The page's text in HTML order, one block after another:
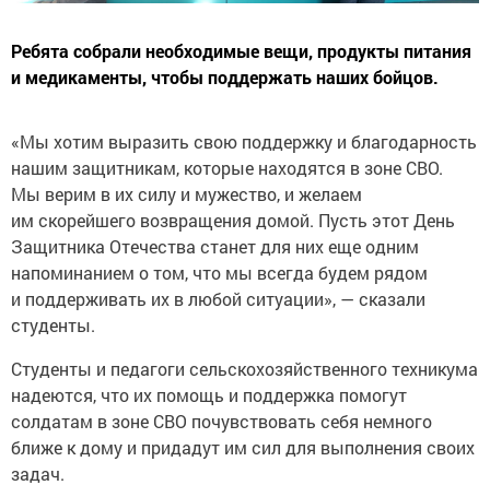
Ребята собрали необходимые вещи, продукты питания
и медикаменты, чтобы поддержать наших бойцов.
«Мы хотим выразить свою поддержку и благодарность
нашим защитникам, которые находятся в зоне СВО.
Мы верим в их силу и мужество, и желаем
им скорейшего возвращения домой. Пусть этот День
Защитника Отечества станет для них еще одним
напоминанием о том, что мы всегда будем рядом
и поддерживать их в любой ситуации», — сказали
студенты.
Студенты и педагоги сельскохозяйственного техникума
надеются, что их помощь и поддержка помогут
солдатам в зоне СВО почувствовать себя немного
ближе к дому и придадут им сил для выполнения своих
задач.